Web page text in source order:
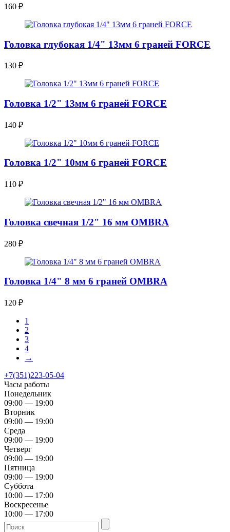
160 ₽
Головка глубокая 1/4" 13мм 6 граней FORCE
130 ₽
Головка 1/2" 13мм 6 граней FORCE
140 ₽
Головка 1/2" 10мм 6 граней FORCE
110 ₽
Головка свечная 1/2" 16 мм OMBRA
280 ₽
Головка 1/4" 8 мм 6 граней OMBRA
120 ₽
1
2
3
4
→
+7(351)223-05-04
Часы работы
Понедельник
09:00 — 19:00
Вторник
09:00 — 19:00
Среда
09:00 — 19:00
Четверг
09:00 — 19:00
Пятница
09:00 — 19:00
Суббота
10:00 — 17:00
Воскресенье
10:00 — 17:00